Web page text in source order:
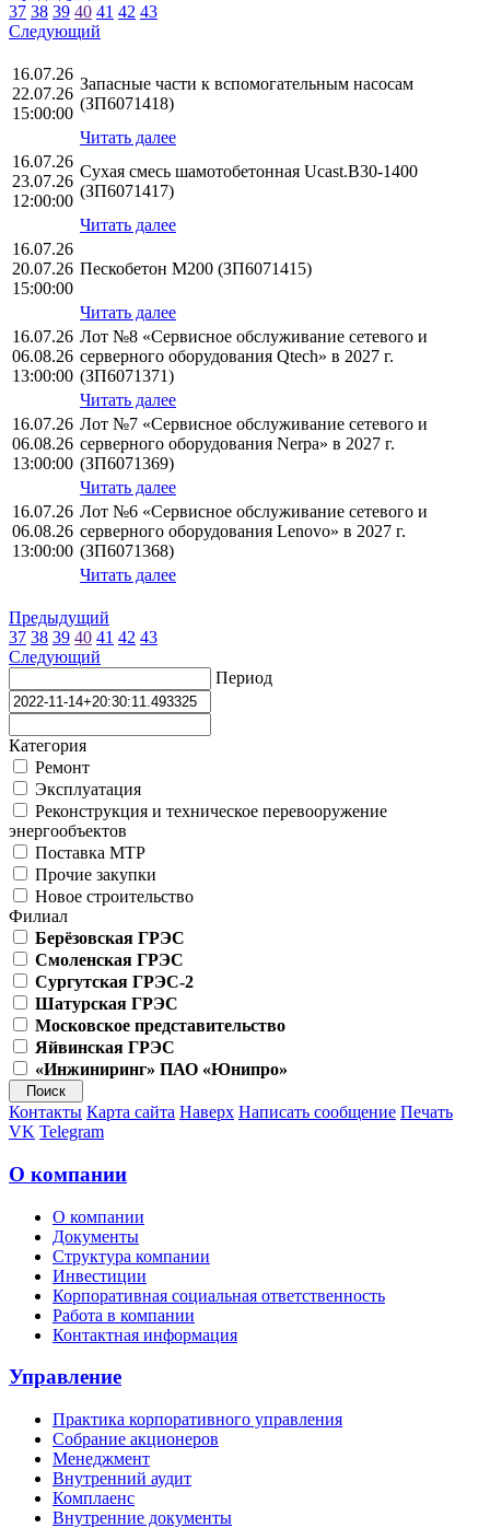
37 38 39 40 41 42 43
Следующий
16.07.26
22.07.26
15:00:00
Запасные части к вспомогательным насосам
(ЗП6071418)
Читать далее
16.07.26
23.07.26
12:00:00
Сухая смесь шамотобетонная Ucast.B30-1400
(ЗП6071417)
Читать далее
16.07.26
20.07.26
15:00:00
Пескобетон М200 (ЗП6071415)
Читать далее
16.07.26
06.08.26
13:00:00
Лот №8 «Сервисное обслуживание сетевого и
серверного оборудования Qtech» в 2027 г.
(ЗП6071371)
Читать далее
16.07.26
06.08.26
13:00:00
Лот №7 «Сервисное обслуживание сетевого и
серверного оборудования Nerpa» в 2027 г.
(ЗП6071369)
Читать далее
16.07.26
06.08.26
13:00:00
Лот №6 «Сервисное обслуживание сетевого и
серверного оборудования Lenovo» в 2027 г.
(ЗП6071368)
Читать далее
Предыдущий
37 38 39 40 41 42 43
Следующий
Период
Категория
Ремонт
Эксплуатация
Реконструкция и техническое перевооружение
энергообъектов
Поставка МТР
Прочие закупки
Новое строительство
Филиал
Берёзовская ГРЭС
Смоленская ГРЭС
Сургутская ГРЭС-2
Шатурская ГРЭС
Московское представительство
Яйвинская ГРЭС
«Инжиниринг» ПАО «Юнипро»
Контакты Карта сайта Наверх Написать сообщение Печать
VK Telegram
О компании
О компании
Документы
Структура компании
Инвестиции
Корпоративная социальная ответственность
Работа в компании
Контактная информация
Управление
Практика корпоративного управления
Собрание акционеров
Менеджмент
Внутренний аудит
Комплаенс
Внутренние документы